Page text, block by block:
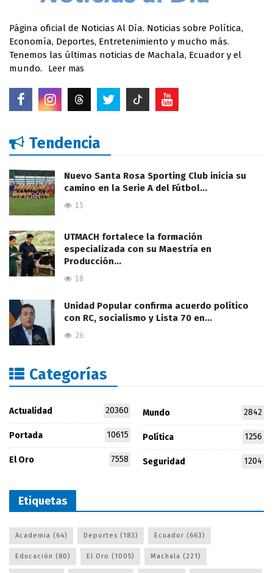
Página oficial de Noticias Al Día. Noticias sobre Política,
Economía, Deportes, Entretenimiento y mucho más.
Tenemos las últimas noticias de Machala, Ecuador y el
mundo.
Leer mas
Tendencia
Nuevo Santa Rosa Sporting Club inicia su
camino en la Serie A del Fútbol…
15
UTMACH fortalece la formación
especializada con su Maestría en
Producción…
18
Unidad Popular confirma acuerdo político
con RC, socialismo y Lista 70 en…
26
Categorías
Actualidad 20360
Portada 10615
El Oro 7558
Mundo 2842
Política 1256
Seguridad 1204
Etiquetas
Academia (64) Deportes (183) Ecuador (663)
Educación (80) El Oro (1005) Machala (221)